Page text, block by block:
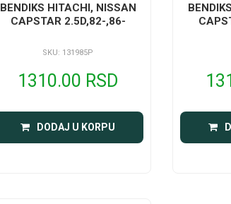
BENDIKS HITACHI, NISSAN
CAPSTAR 2.5D,82-,86-
SKU: 131985P
1310.00 RSD
DODAJ U KORPU